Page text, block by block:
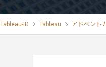
Tableau-ID Tableau アドベント